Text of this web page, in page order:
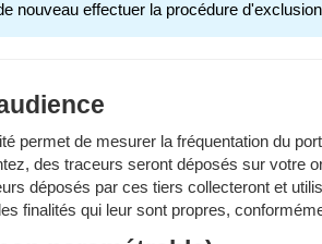
Un calendrier scolaire est disponible
Enfants
La préinscription à l'école publique
nouveau effectuer la procédure
permet de mesurer la fréquentation du
des traceurs seront déposés sur votre
déposés par ces tiers collecteront et
finalités qui leur sont propres,